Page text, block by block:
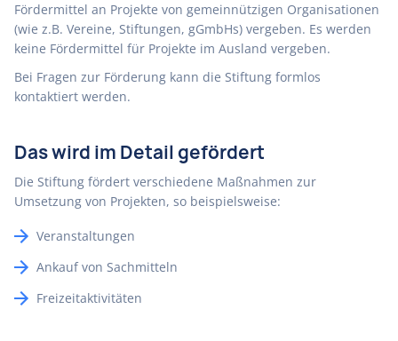
Fördermittel an Projekte von gemeinnützigen Organisationen
(wie z.B. Vereine, Stiftungen, gGmbHs) vergeben. Es werden
keine Fördermittel für Projekte im Ausland vergeben.
Bei Fragen zur Förderung kann die Stiftung formlos
kontaktiert werden.
Das wird im Detail gefördert
Die Stiftung fördert verschiedene Maßnahmen zur
Umsetzung von Projekten, so beispielsweise:
Veranstaltungen
Ankauf von Sachmitteln
Freizeitaktivitäten